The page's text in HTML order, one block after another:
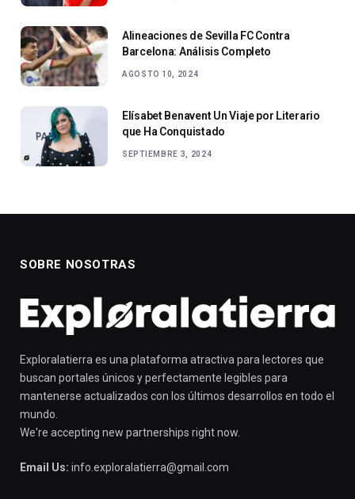
Alineaciones de Sevilla FC Contra
Barcelona: Análisis Completo
AGOSTO 10, 2024
Elísabet Benavent Un Viaje por Literario
que Ha Conquistado
SEPTIEMBRE 3, 2024
SOBRE NOSOTRAS
Exploralatierra es una plataforma atractiva para lectores que
buscan portales únicos y perfectamente legibles para
mantenerse actualizados con los últimos desarrollos en todo el
mundo.
We're accepting new partnerships right now.
Email Us: info.exploralatierra@gmail.com